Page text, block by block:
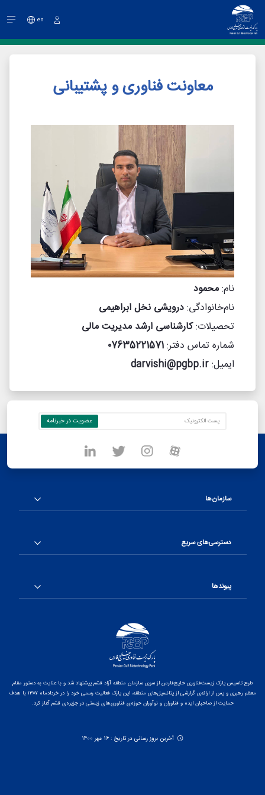
en
معاونت فناوری و پشتیبانی
نام:محمود
نام‌خانوادگی:درویشی نخل‌ ابراهیمی
تحصیلات:کارشناسی ارشد مدیریت مالی
شماره تماس دفتر:۰7635221571
ایمیل:darvishi@pgbp.ir
سازمان‌ها
دسترسی‌های سریع
پیوندها
طرح تاسیس پارک زیست‌فناوری خلیج‌فارس از سوی سازمان منطقه آزاد قشم پیشنهاد شد و با عنایت به دستور مقام
معظم رهبری و پس از ارائه‌ی گزارشی از پتانسیل‌های منطقه، این پارک فعالیت رسمی خود را در خردادماه ۱۳۸۷ با هدف
حمایت از صاحبان ایده و فناوران و نوآوران حوزه‌ی فناوری‌های زیستی در جزیره‌ی قشم آغاز کرد.
آخرین بروز رسانی در تاریخ : 16 مهر 1400